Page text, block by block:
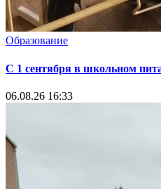
Образование
С 1 сентября в школьном
06.08.26 16:33